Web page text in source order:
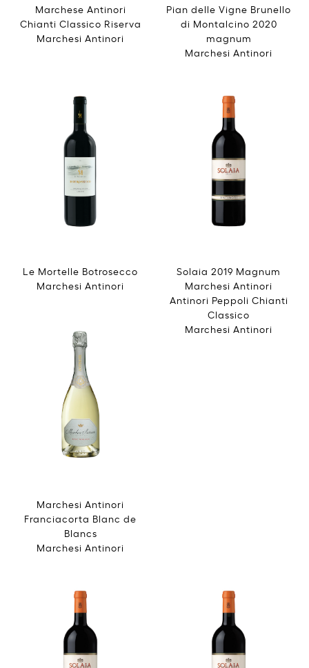
Marchese Antinori
Chianti Classico Riserva
Marchesi Antinori
Pian delle Vigne Brunello
di Montalcino 2020
magnum
Marchesi Antinori
Le Mortelle Botrosecco
Marchesi Antinori
Solaia 2019 Magnum
Marchesi Antinori
Marchesi Antinori
Franciacorta Blanc de
Blancs
Marchesi Antinori
Antinori Peppoli Chianti
Classico
Marchesi Antinori